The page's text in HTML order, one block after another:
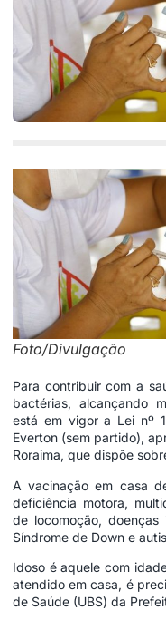
Foto/Divulgação
Para contribuir com a
bactérias, alcançando
está em vigor a Lei nº
Everton (sem partido),
Roraima, que dispõe
A vacinação em casa
deficiência motora,
de locomoção,
Síndrome de Down e
Idoso é aquele com
atendido em casa, é
de Saúde (UBS) da